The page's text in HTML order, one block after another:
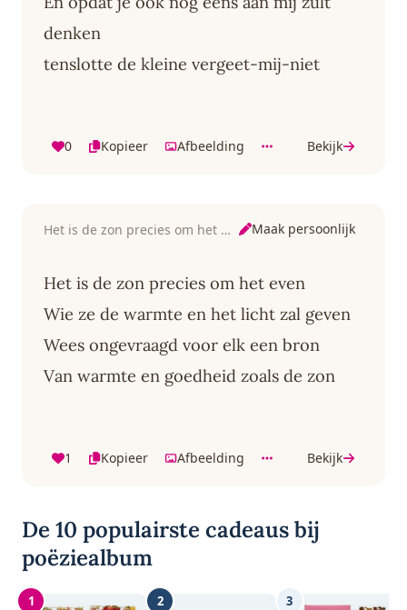
denken
tenslotte de kleine vergeet-mij-niet
0 Kopieer Afbeelding Bekijk
Het is de zon precies om het even Maak persoonlijk
Het is de zon precies om het even
Wie ze de warmte en het licht zal geven
Wees ongevraagd voor elk een bron
Van warmte en goedheid zoals de zon
1 Kopieer Afbeelding Bekijk
De 10 populairste cadeaus bij
poëziealbum
1 2 3